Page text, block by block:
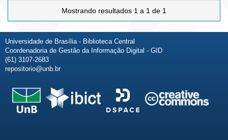
Mostrando resultados 1 a 1 de 1
Universidade de Brasília - Biblioteca Central
Coordenadoria de Gestão da Informação Digital - GID
(61) 3107-2683
repositorio@unb.br